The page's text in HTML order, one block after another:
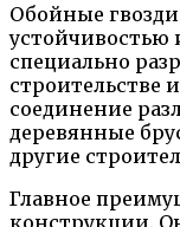
Обойные
устойчивостью
специально
строительстве
соединение
деревянные
другие
Главное
конструкции.